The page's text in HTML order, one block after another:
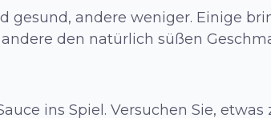
gesund, andere weniger. Einige
den natürlich süßen
ins Spiel. Versuchen Sie, etwas